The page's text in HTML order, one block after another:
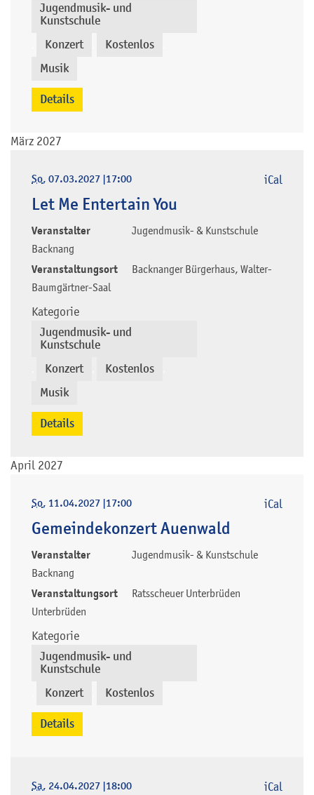
Jugendmusik- und
Kunstschule
Konzert Kostenlos
Musik
Details
März 2027
So, 07.03.2027 |17:00
Let Me Entertain You
Veranstalter
Jugendmusik- & Kunstschule
Backnang
Veranstaltungsort
Backnanger Bürgerhaus, Walter-
Baumgärtner-Saal
Kategorie
Jugendmusik- und
Kunstschule
Konzert Kostenlos
Musik
iCal
Details
April 2027
So, 11.04.2027 |17:00
Gemeindekonzert Auenwald
Veranstalter
Jugendmusik- & Kunstschule
Backnang
Veranstaltungsort
Ratsscheuer Unterbrüden
Unterbrüden
Kategorie
Jugendmusik- und
Kunstschule
Konzert Kostenlos
iCal
Details
Sa, 24.04.2027 |18:00 iCal